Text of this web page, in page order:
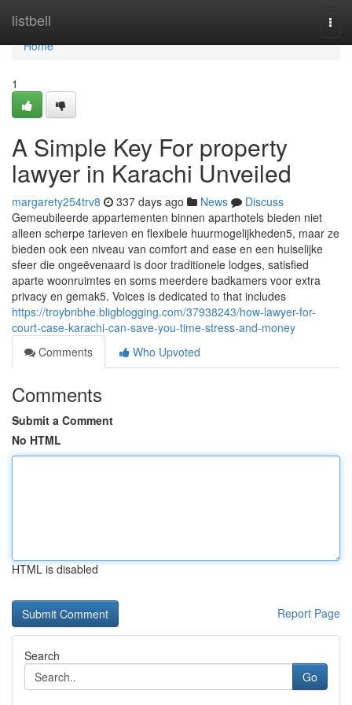
listbell
Home
Home
1
A Simple Key For property
lawyer in Karachi Unveiled
margarety254trv8 337 days ago News
Discuss
Gemeubileerde appartementen binnen aparthotels bieden niet
alleen scherpe tarieven en flexibele huurmogelijkheden5, maar ze
bieden ook een niveau van comfort and ease en een huiselijke
sfeer die ongeëvenaard is door traditionele lodges, satisfied
aparte woonruimtes en soms meerdere badkamers voor extra
privacy en gemak5. Voices is dedicated to that includes
https://troybnbhe.bligblogging.com/37938243/how-lawyer-for-
court-case-karachi-can-save-you-time-stress-and-money
Comments
Who Upvoted
Comments
Submit a Comment
No HTML
HTML is disabled
Report Page
Search
Go